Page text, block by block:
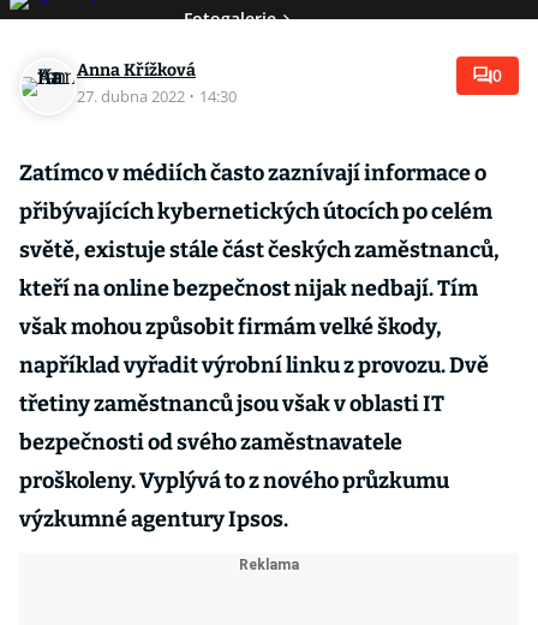
Fotogalerie
Anna Křížková
27. dubna 2022 · 14:30
0
Zatímco v médiích často zaznívají informace o
přibývajících kybernetických útocích po celém
světě, existuje stále část českých zaměstnanců,
kteří na online bezpečnost nijak nedbají. Tím
však mohou způsobit firmám velké škody,
například vyřadit výrobní linku z provozu. Dvě
třetiny zaměstnanců jsou však v oblasti IT
bezpečnosti od svého zaměstnavatele
proškoleny. Vyplývá to z nového průzkumu
výzkumné agentury Ipsos.